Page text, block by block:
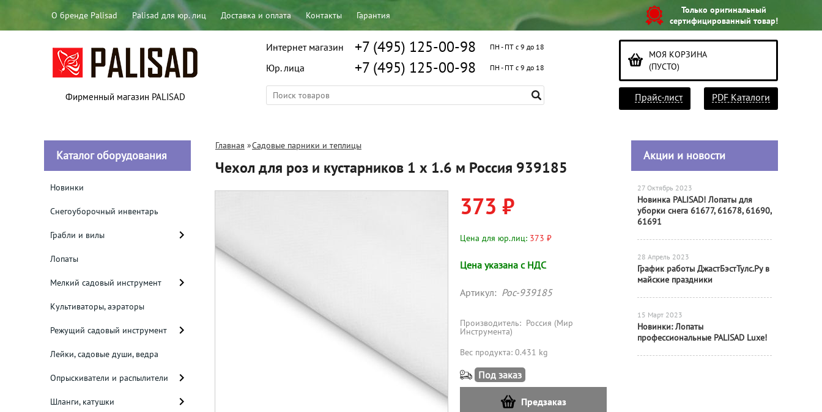
О бренде Palisad Palisad для юр. лиц Доставка и оплата Контакты Гарантия
Только оригинальный
сертифицированный товар!
Фирменный магазин PALISAD
Интернет магазин +7 (495) 125-00-98 ПН - ПТ с 9 до 18
Юр. лица +7 (495) 125-00-98 ПН - ПТ с 9 до 18
МОЯ КОРЗИНА
(ПУСТО)
Прайс-лист PDF Каталоги
Каталог оборудования
Новинки
Снегоуборочный инвентарь
Грабли и вилы
Лопаты
Мелкий садовый инструмент
Культиваторы, аэраторы
Режущий садовый инструмент
Лейки, садовые души, ведра
Опрыскиватели и распылители
Шланги, катушки
Главная »Садовые парники и теплицы
Чехол для роз и кустарников 1 х 1.6 м Россия 939185
373 ₽
Цена для юр.лиц: 373 ₽
Цена указана с НДС
Артикул: Рос-939185
Производитель: Россия (Мир
Инструмента)
Вес продукта: 0.431 kg
Под заказ
Предзаказ
Акции и новости
27 Октябрь 2023
Новинка PALISAD! Лопаты для
уборки снега 61677, 61678, 61690,
61691
28 Апрель 2023
График работы ДжастБэстТулс.Ру в
майские праздники
15 Март 2023
Новинки: Лопаты
профессиональные PALISAD Luxe!